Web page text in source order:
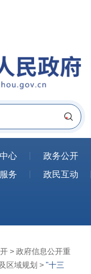
心
政务公开
务
政民互动
> 政府信息公开重
区域规划 > "十三